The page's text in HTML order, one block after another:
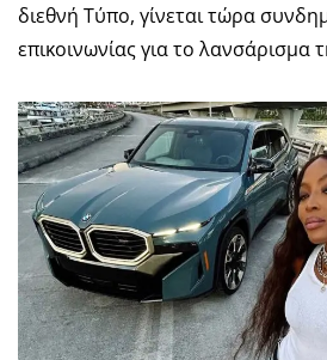
διεθνή Τύπο, γίνεται τώρα
επικοινωνίας για το λανσάρισμα